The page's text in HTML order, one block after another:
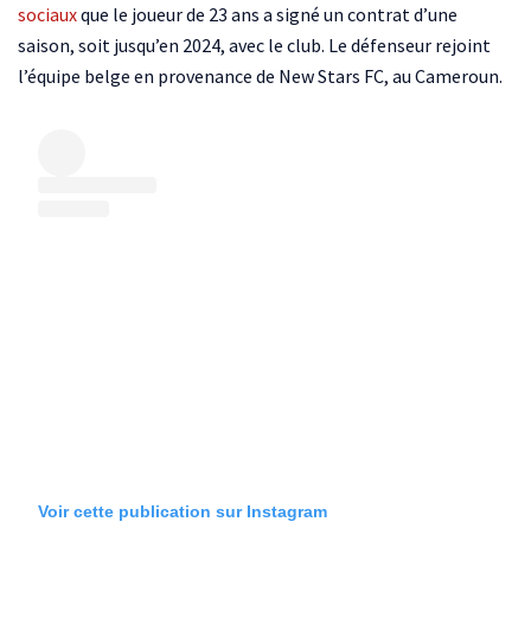
sociauxque le joueur de 23 ans a signé un contrat d’une
saison, soit jusqu’en 2024, avec le club. Le défenseur rejoint
l’équipe belge en provenance de New Stars FC, au Cameroun.
Voir cette publication sur Instagram